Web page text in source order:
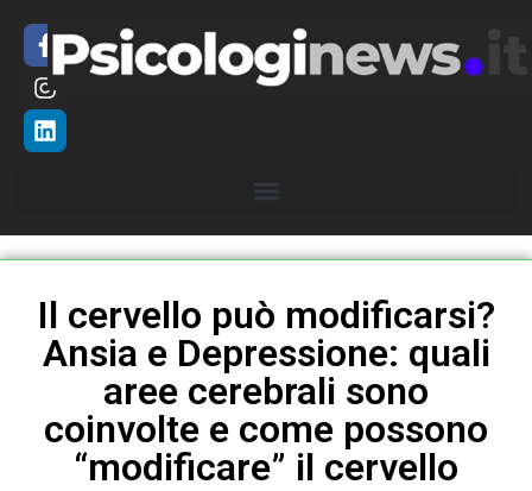
Il cervello può modificarsi?
Ansia e Depressione: quali
aree cerebrali sono
coinvolte e come possono
“modificare” il cervello